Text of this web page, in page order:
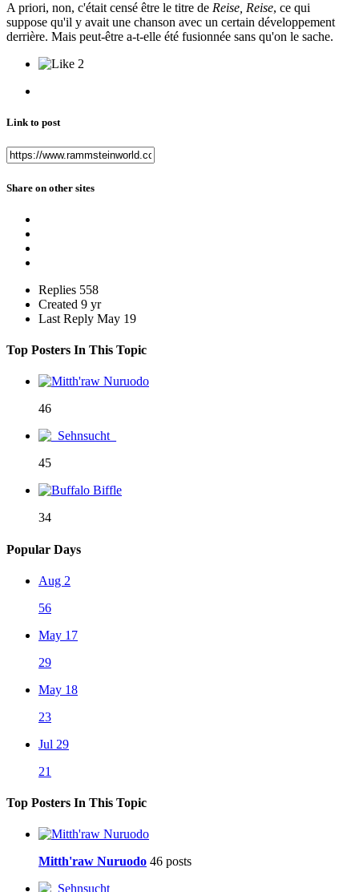
A priori, non, c'était censé être le titre de Reise, Reise, ce qui
suppose qu'il y avait une chanson avec un certain développement
derrière. Mais peut-être a-t-elle été fusionnée sans qu'on le sache.
2
Link to post
Share on other sites
Replies 558
Created 9 yr
Last Reply May 19
Top Posters In This Topic
46
45
34
Popular Days
Aug 2
56
May 17
29
May 18
23
Jul 29
21
Top Posters In This Topic
Mitth'raw Nuruodo 46 posts